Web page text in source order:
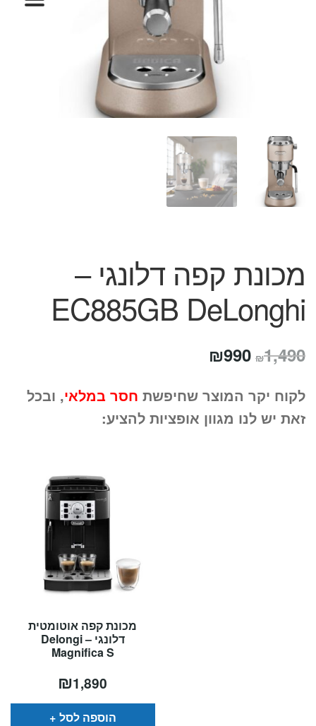
מתנות לחנוכת בית
תשלום
מכונת קפה דלונגי –
EC885GB DeLonghi
₪1,490 המחיר
היה:
₪1,490.
₪990
הוא:
₪990.
לקוח יקר המוצר שחיפשת חסר במלאי, ובכל
זאת יש לנו מגוון אופציות להציע:
מכונת קפה אוטומטית
דלונגי – Delongi
Magnifica S
₪1,890
הוספה לסל